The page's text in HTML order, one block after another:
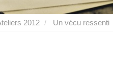
2012 Un vécu ressenti